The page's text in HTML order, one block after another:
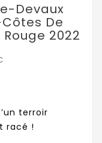
Devaux
De
2022
terroir
racé !